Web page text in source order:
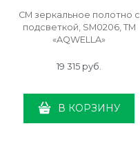
СМ зеркальное полотно с
подсветкой, SM0206, ТМ
«AQWELLA»
19 315 руб.
В КОРЗИНУ